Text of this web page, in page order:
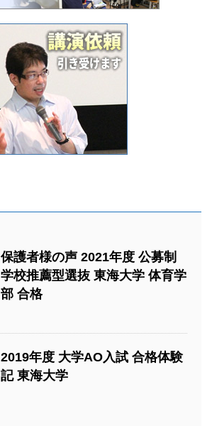
保護者様の声 2021年度 公募制
学校推薦型選抜 東海大学 体育学
部 合格
2019年度 大学AO入試 合格体験
記 東海大学